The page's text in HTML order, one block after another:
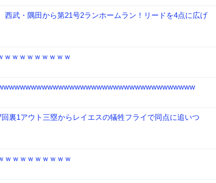
西武・隅田から第21号2ランホームラン！リードを4点に広げ
ｗｗｗｗｗｗｗｗｗ
裏1アウト三塁からレイエスの犠牲フライで同点に追いつ
ｗｗｗｗｗｗｗｗｗ